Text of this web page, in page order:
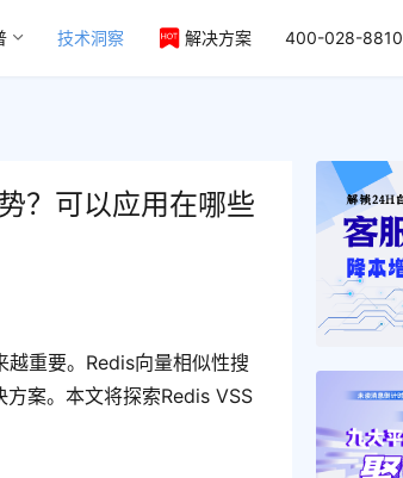
技术洞察 解决方案 400-028-8810
？可以应用在哪些
重要。Redis向量相似性搜
案。本文将探索Redis VSS